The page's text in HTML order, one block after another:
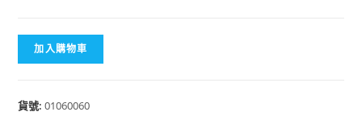
加入購物車
貨號:01060060